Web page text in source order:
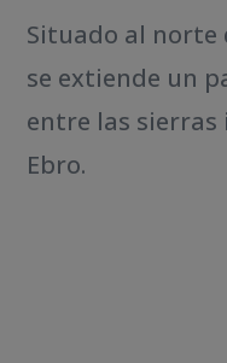
Situado al norte
se extiende un
entre las sierras
Ebro.